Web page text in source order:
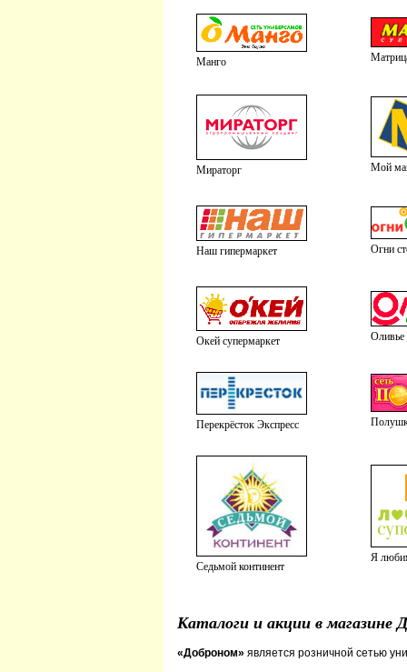
Манго
Мираторг Мой
Наш гипермаркет Огни
Окей супермаркет Оливье
Перекрёсток Экспресс
Седьмой континент
Я
Каталоги и акции в магазине
«Доброном» является розничной сетью